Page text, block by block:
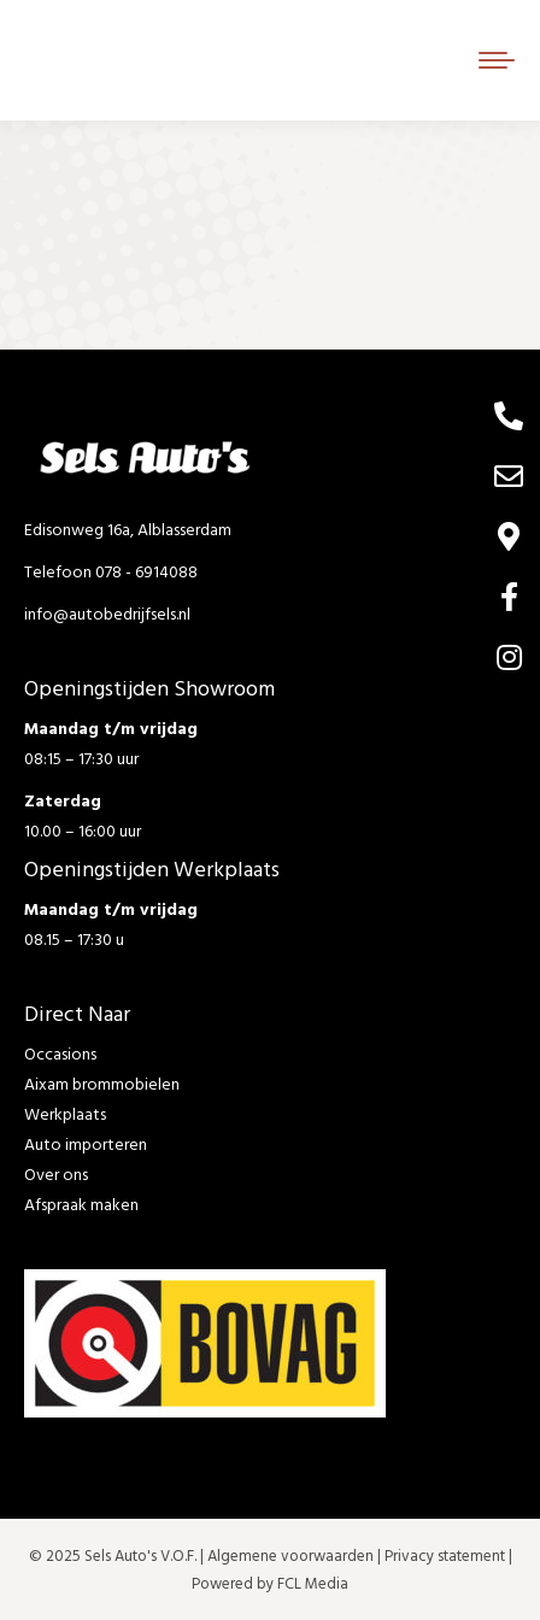
Edisonweg 16a, Alblasserdam
Telefoon 078 - 6914088
info@autobedrijfsels.nl
Openingstijden Showroom
Maandag t/m vrijdag
08:15 – 17:30 uur
Zaterdag
10.00 – 16:00 uur
Openingstijden Werkplaats
Maandag t/m vrijdag
08.15 – 17:30 u
Direct Naar
Occasions
Aixam brommobielen
Werkplaats
Auto importeren
Over ons
Afspraak maken
© 2025 Sels Auto's V.O.F. |Algemene voorwaarden | Privacy statement|
Powered by FCL Media